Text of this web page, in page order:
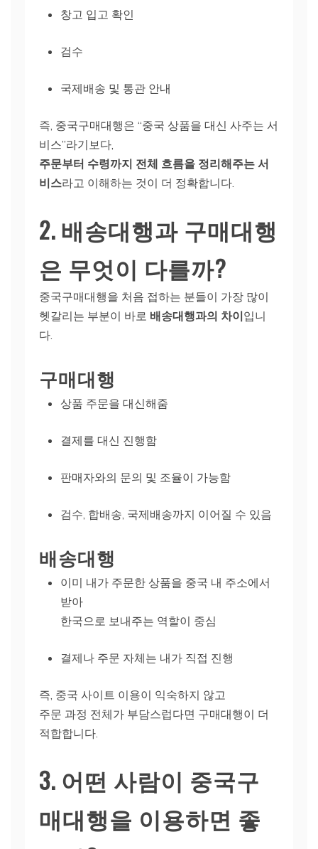
창고 입고 확인
검수
국제배송 및 통관 안내
즉, 중국구매대행은 “중국 상품을 대신 사주는 서
비스”라기보다,
주문부터 수령까지 전체 흐름을 정리해주는 서
비스라고 이해하는 것이 더 정확합니다.
2. 배송대행과 구매대행
은 무엇이 다를까?
중국구매대행을 처음 접하는 분들이 가장 많이
헷갈리는 부분이 바로 배송대행과의 차이입니
다.
구매대행
상품 주문을 대신해줌
결제를 대신 진행함
판매자와의 문의 및 조율이 가능함
검수, 합배송, 국제배송까지 이어질 수 있음
배송대행
이미 내가 주문한 상품을 중국 내 주소에서
받아
한국으로 보내주는 역할이 중심
결제나 주문 자체는 내가 직접 진행
즉, 중국 사이트 이용이 익숙하지 않고
주문 과정 전체가 부담스럽다면 구매대행이 더
적합합니다.
3. 어떤 사람이 중국구
매대행을 이용하면 좋